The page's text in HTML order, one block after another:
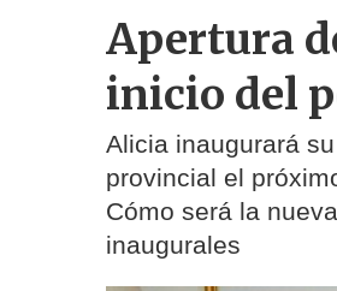
Apertura
inicio del
Alicia inaugurará
provincial el
Cómo será la
inaugurales